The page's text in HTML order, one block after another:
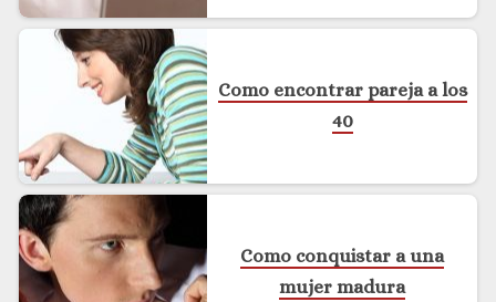
Como encontrar pareja a los
40
Como conquistar a una
mujer madura